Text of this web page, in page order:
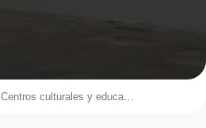
Centros culturales y educativos